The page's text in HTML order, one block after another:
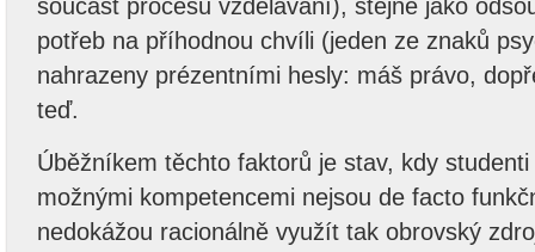
součást procesu vzdělávání), stejně jako
potřeb na příhodnou chvíli (jeden ze znaků
nahrazeny prézentními hesly: máš právo,
teď.
Úběžníkem těchto faktorů je stav, kdy
možnými kompetencemi nejsou de facto
nedokážou racionálně využít tak obrovský